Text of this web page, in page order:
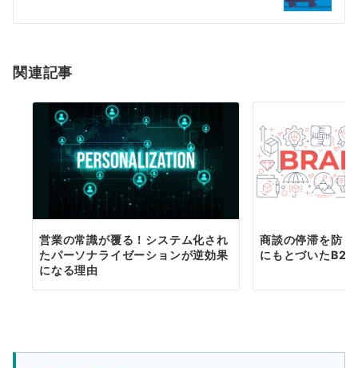
ョ
関連記事
営業の常識が覆る！システム化され
たパーソナライゼーションが逆効果
になる理由
商談の停滞を防
にもとづいた